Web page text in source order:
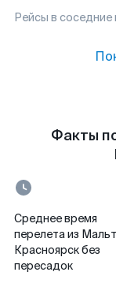
Рейсы в соседние
Факты
Среднее время
перелета из
Красноярск без
пересадок